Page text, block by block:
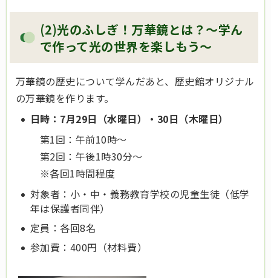
(2)光のふしぎ！万華鏡とは？～学ん
で作って光の世界を楽しもう～
万華鏡の歴史について学んだあと、歴史館オリジナル
の万華鏡を作ります。
日時：7月29日（水曜日）・30日（木曜日）
第1回：午前10時～
第2回：午後1時30分～
※各回1時間程度
対象者：小・中・義務教育学校の児童生徒（低学
年は保護者同伴）
定員：各回8名
参加費：400円（材料費）